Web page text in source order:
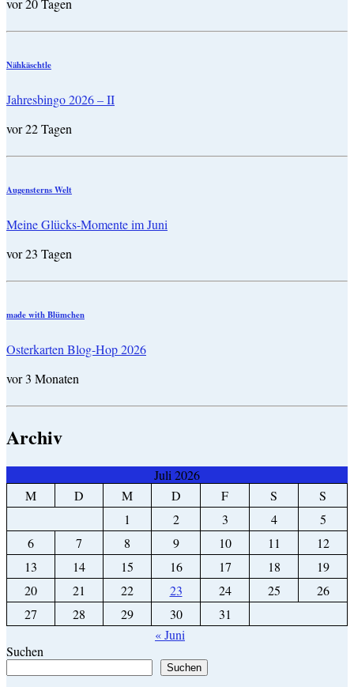
vor 20 Tagen
Nähkäschtle
Jahresbingo 2026 – II
vor 22 Tagen
Augensterns Welt
Meine Glücks-Momente im Juni
vor 23 Tagen
made with Blümchen
Osterkarten Blog-Hop 2026
vor 3 Monaten
Archiv
Juli 2026
M
D M D F S
S
1
2 3 4
5
6
7 8 9 10 11
12
13
14 15 16 17 18
19
20
21 22 23 24 25
26
27
28 29 30
31
« Juni
Suchen
Suchen